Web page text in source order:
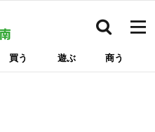
買う 遊ぶ 商う